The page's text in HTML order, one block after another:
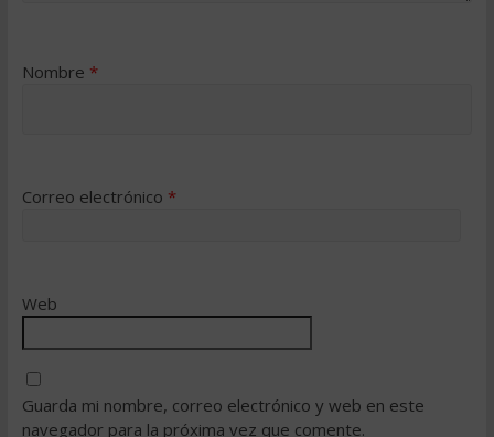
Nombre *
Correo electrónico *
Web
Guarda mi nombre, correo electrónico y web en este
navegador para la próxima vez que comente.